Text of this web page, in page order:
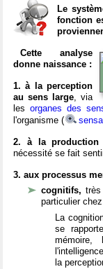
Le
fonction
Cette analyse
donne naissance :
1. à la perception
au sens large, via
lesorganes des
l'organisme (
2. à la production
nécessité se fait
3. aux processus
cognitifs,
particulier
La
se
mémoire,
la